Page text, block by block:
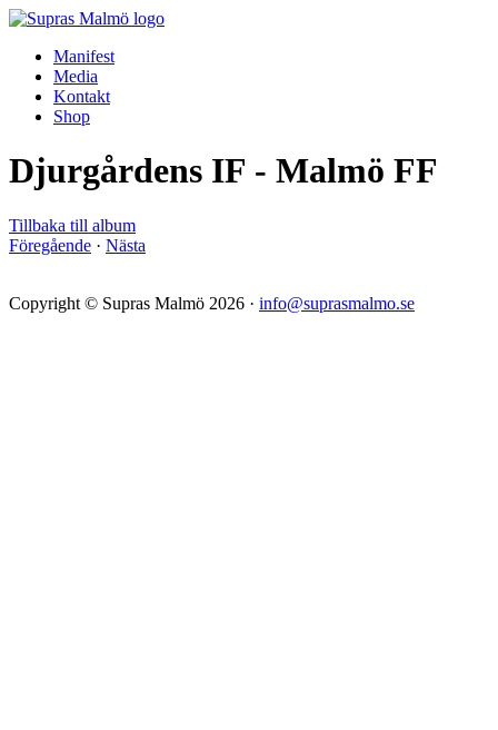
Manifest
Media
Kontakt
Shop
Djurgårdens IF - Malmö FF
Tillbaka till album
Föregående · Nästa
Copyright © Supras Malmö 2026 · info@suprasmalmo.se